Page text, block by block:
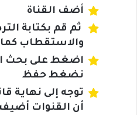
أضف القناة
ثم قم بكتابة
والاستقطاب
اضغط على بحث
نضغط حفظ
توجه إلى نهاية
أن القنوات